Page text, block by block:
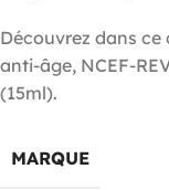
Découvrez dans
anti-âge, NCEF-
(15ml).
MARQUE